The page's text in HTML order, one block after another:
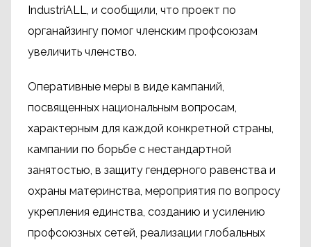
IndustriALL, и сообщили, что проект по
органайзингу помог членским профсоюзам
увеличить членство.
Оперативные меры в виде кампаний,
посвященных национальным вопросам,
характерным для каждой конкретной страны,
кампании по борьбе с нестандартной
занятостью, в защиту гендерного равенства и
охраны материнства, мероприятия по вопросу
укрепления единства, созданию и усилению
профсоюзных сетей, реализации глобальных